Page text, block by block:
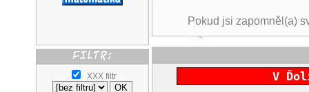
XXX filtr
Pokud jsi zapomněl(a)
V